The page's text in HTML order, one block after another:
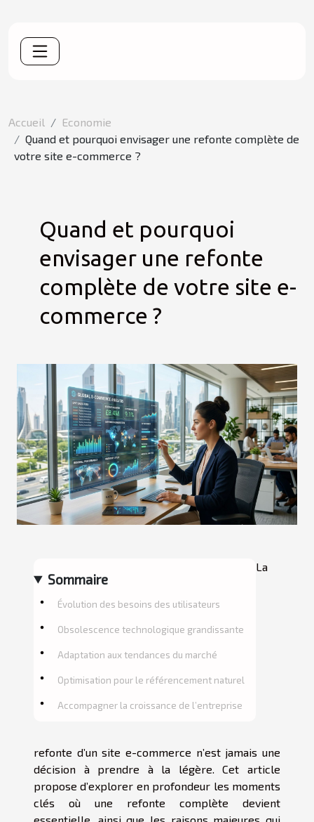
Accueil
Economie
Quand et pourquoi envisager une refonte complète de
votre site e-commerce ?
Quand et pourquoi
envisager une refonte
complète de votre site e-
commerce ?
Sommaire
Évolution des besoins des utilisateurs
Obsolescence technologique grandissante
Adaptation aux tendances du marché
Optimisation pour le référencement naturel
Accompagner la croissance de l’entreprise
La
refonte d’un site e-commerce n’est jamais une
décision à prendre à la légère. Cet article
propose d’explorer en profondeur les moments
clés où une refonte complète devient
essentielle, ainsi que les raisons majeures qui